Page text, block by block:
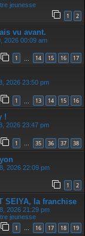
jeunesse
1 2
vu avant.
2026 00:09 am
1 14 15 16 17
2026 23:50 pm
1 13 14 15 16
!
2026 23:47 pm
1 … 35 36 37 38
2026 22:09 pm
1 2
SEIYA, la franchise
2026 21:29 pm
jeunesse
1 … 16 17 18 19